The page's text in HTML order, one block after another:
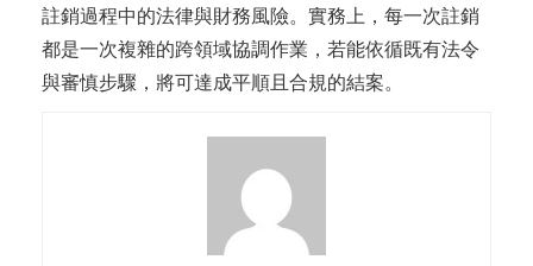
註銷過程中的法律與財務風險。實務上，每一次註銷
都是一次複雜的跨領域協調作業，若能依循既有法令
與審慎步驟，將可達成平順且合規的結案。